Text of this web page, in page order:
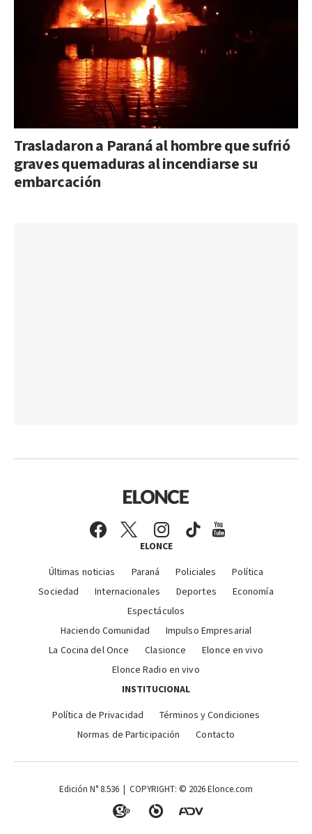
Trasladaron a Paraná al hombre que sufrió
graves quemaduras al incendiarse su
embarcación
ELONCE
Últimas noticias Paraná Policiales
Política
Sociedad
Internacionales Deportes
Economía
Espectáculos
Haciendo Comunidad
Impulso Empresarial
La Cocina del Once
Clasionce
Elonce en vivo
Elonce Radio en vivo
INSTITUCIONAL
Política de Privacidad
Términos y Condiciones
Normas de Participación
Contacto
Edición N° 8.536 | COPYRIGHT: © 2026 Elonce.com